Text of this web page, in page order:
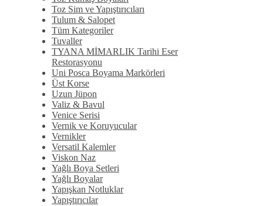
Toz Sim ve Yapıştırıcıları
Tulum & Salopet
Tüm Kategoriler
Tuvaller
TYANA MİMARLIK Tarihi Eser
Restorasyonu
Uni Posca Boyama Markörleri
Üst Korse
Uzun Jüpon
Valiz & Bavul
Venice Serisi
Vernik ve Koruyucular
Vernikler
Versatil Kalemler
Viskon Naz
Yağlı Boya Setleri
Yağlı Boyalar
Yapışkan Notluklar
Yapıştırıcılar